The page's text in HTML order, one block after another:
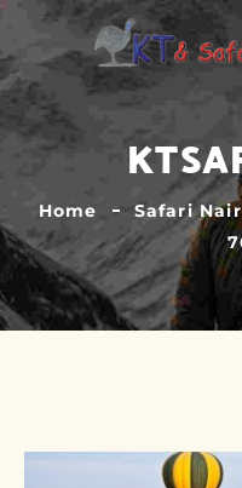
Home Safari